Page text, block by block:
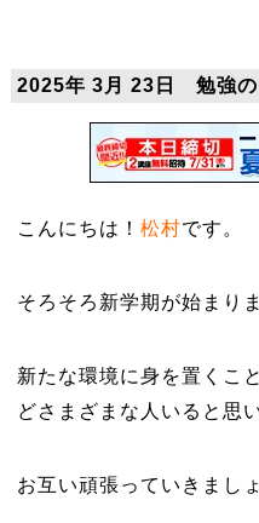
2025年 3月 23日 勉強の
こんにちは！ 松村です。
そろそろ新学期が始まり
新たな環境に身を置くこ
どさまざまな人いると思
お互い頑張っていきましょ